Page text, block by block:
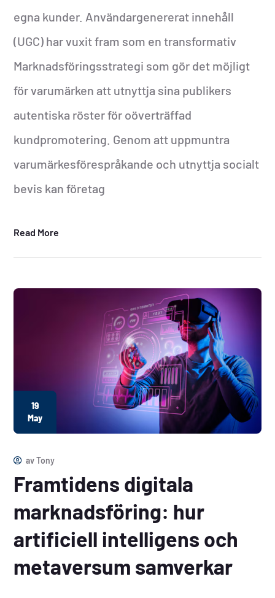
egna kunder. Användargenererat innehåll
(UGC) har vuxit fram som en transformativ
Marknadsföringsstrategi som gör det möjligt
för varumärken att utnyttja sina publikers
autentiska röster för oöverträffad
kundpromotering. Genom att uppmuntra
varumärkesförespråkande och utnyttja socialt
bevis kan företag
Read More
19
May
avTony
Framtidens digitala
marknadsföring: hur
artificiell intelligens och
metaversum samverkar